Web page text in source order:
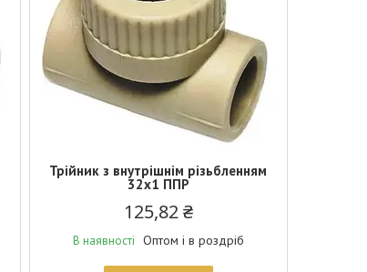
Трійник з внутрішнім різьбленням
32х1 ППР
125,82 ₴
В наявності Оптом і в роздріб